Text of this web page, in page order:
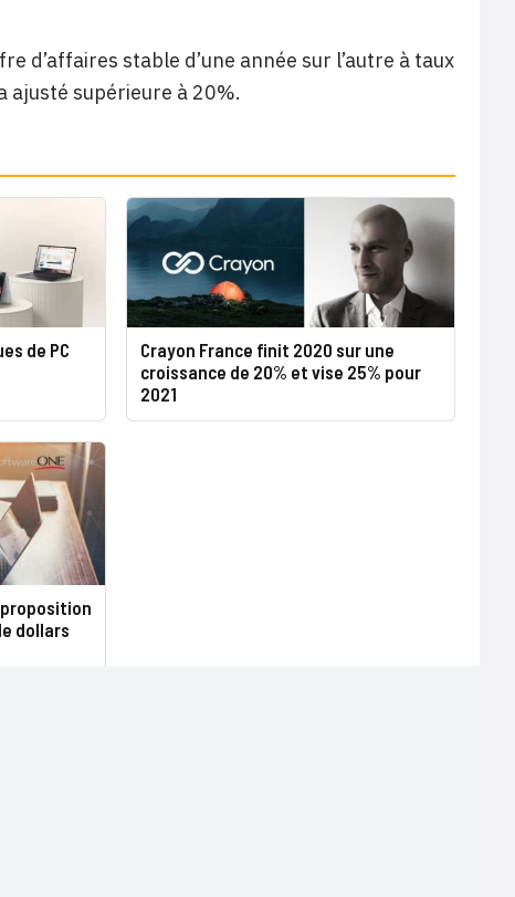
d’affaires stable d’une année sur l’autre à taux
ajusté supérieure à 20%.
de PC
Crayon France finit 2020 sur une
croissance de 20% et vise 25% pour
2021
dollars